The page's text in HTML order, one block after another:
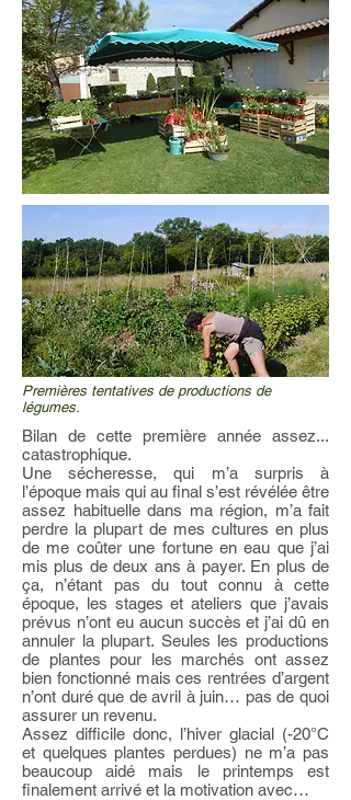
Premières tentatives de productions de
légumes.
Bilan de cette première année assez...
catastrophique.
Une sécheresse, qui m’a surpris à
l’époque mais qui au final s’est révélée être
assez habituelle dans ma région, m’a fait
perdre la plupart de mes cultures en plus
de me coûter une fortune en eau que j’ai
mis plus de deux ans à payer. En plus de
ça, n’étant pas du tout connu à cette
époque, les stages et ateliers que j’avais
prévus n’ont eu aucun succès et j’ai dû en
annuler la plupart. Seules les productions
de plantes pour les marchés ont assez
bien fonctionné mais ces rentrées d’argent
n’ont duré que de avril à juin… pas de quoi
assurer un revenu.
Assez difficile donc, l’hiver glacial (-20°C
et quelques plantes perdues) ne m’a pas
beaucoup aidé mais le printemps est
finalement arrivé et la motivation avec…